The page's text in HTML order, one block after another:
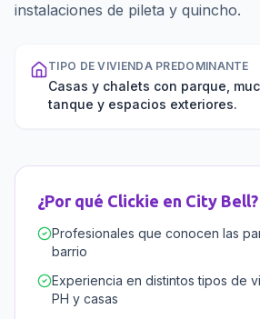
instalaciones de pileta y quincho.
TIPO DE VIVIENDA PREDOMINANTE
Casas y chalets con parque,
tanque y espacios exteriores.
¿Por qué Clickie en City Bell?
Profesionales que conocen las
barrio
Experiencia en distintos tipos de
PH y casas